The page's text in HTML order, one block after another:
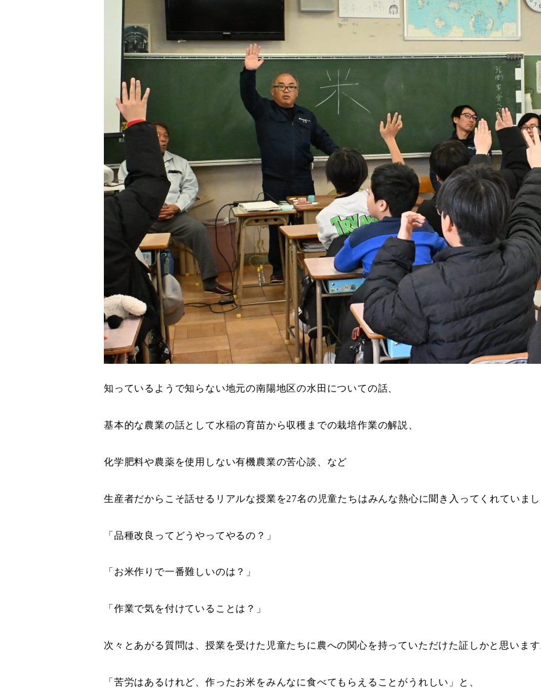
知っているようで知らない地元の南陽地区の水田についての話、
基本的な農業の話として水稲の育苗から収穫までの栽培作業の解説、
化学肥料や農薬を使用しない有機農業の苦心談、など
生産者だからこそ話せるリアルな授業を27名の児童たちはみんな熱心に聞き入ってくれていま
「品種改良ってどうやってやるの？」
「お米作りで一番難しいのは？」
「作業で気を付けていることは？」
次々とあがる質問は、授業を受けた児童たちに農への関心を持っていただけた証しかと思いま
「苦労はあるけれど、作ったお米をみんなに食べてもらえることがうれしい」と、